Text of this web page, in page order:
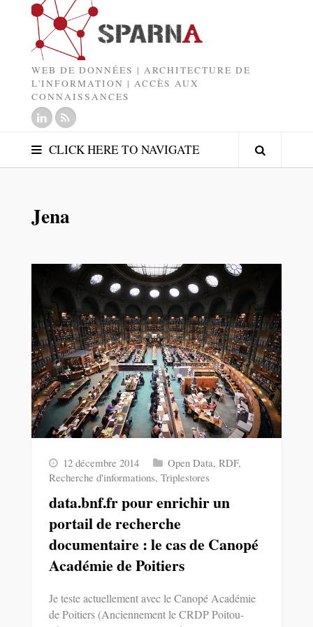
WEB DE DONNÉES | ARCHITECTURE DE
L'INFORMATION | ACCÈS AUX
CONNAISSANCES
CLICK HERE TO NAVIGATE
Jena
12 décembre 2014 Open Data, RDF,
Recherche d'informations, Triplestores
data.bnf.fr pour enrichir un
portail de recherche
documentaire : le cas de Canopé
Académie de Poitiers
Je teste actuellement avec le Canopé Académie
de Poitiers (Anciennement le CRDP Poitou-